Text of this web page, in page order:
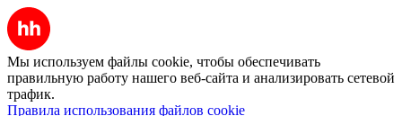
Мы используем файлы cookie, чтобы обеспечивать
правильную работу нашего веб-сайта и анализировать сетевой
трафик.
Правила использования файлов cookie